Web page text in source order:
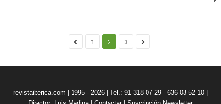
1 2 3
revistaiberica.com | 1995 - 2026 | Tel.: 91 318 07 29 - 636 08 52 10 |